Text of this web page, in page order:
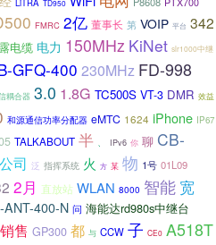
LiTRA TD950
FMRC 2亿 董事长 第 VOIP 平台 342
电缆 电力 150MHz KiNet slr1000中继
GFQ-400 230MHz FD-998
耦合器 3.0 1.8G TC500S VT-3 DMR 效益
和源通信功率分配器 eMTC 1624 iPhone IP67
TALKABOUT 半 、 IPv6 你 聊 CB-
司 泛 指挥系统 火 方 某 物 1号 01L09
2月 直放站 WLAN 8000 智能 宽
ANT-400-N 问 海能达rd980s中继台
售 GP300 都 与 CCW 子 CE0 A518T